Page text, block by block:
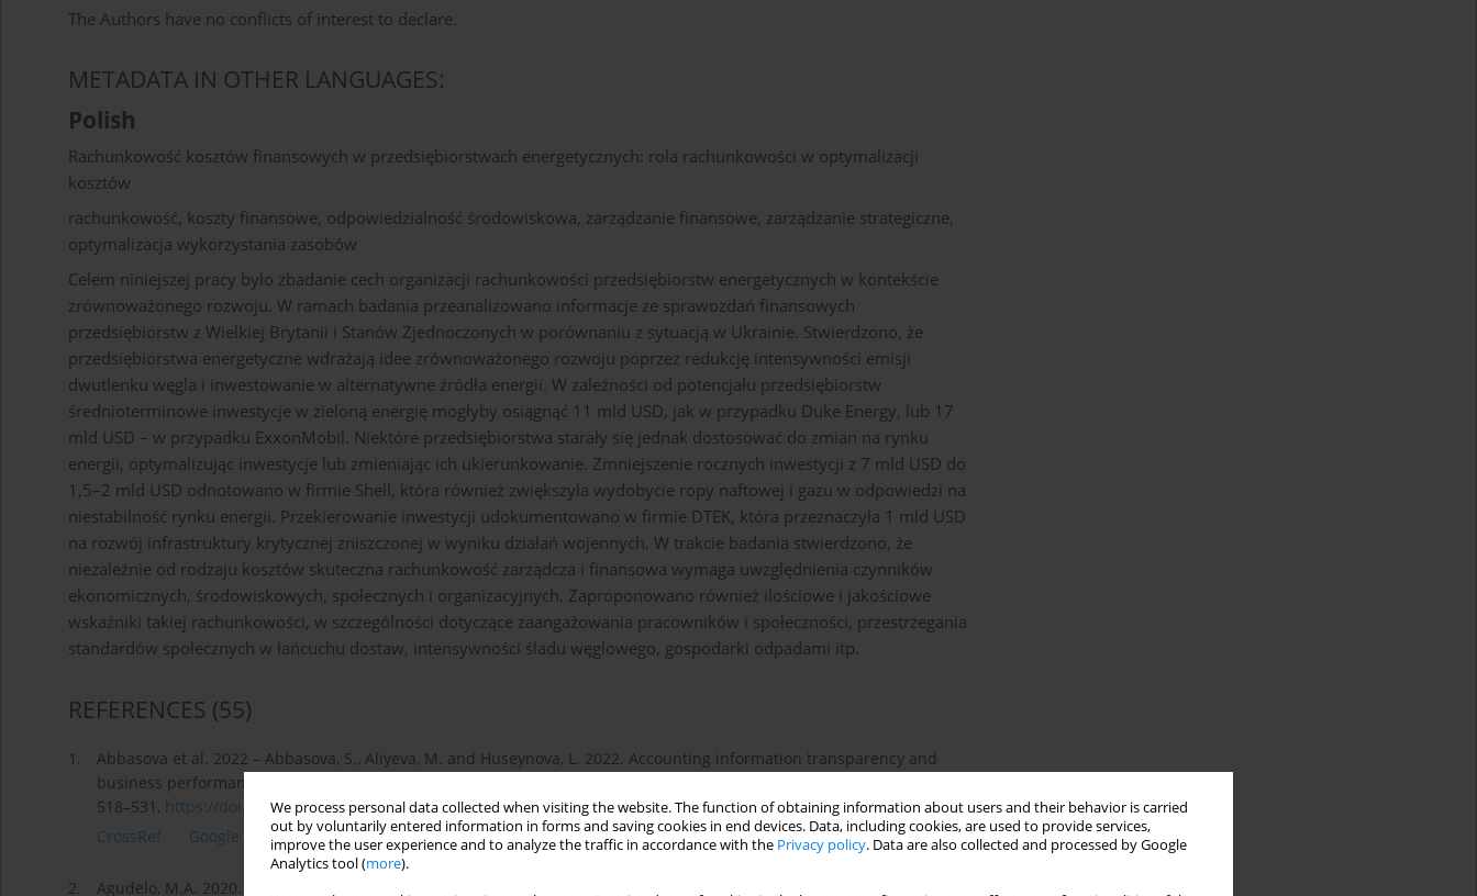
We process personal data collected when visiting the website. The function of obtaining information about users and their behavior is carried
out by voluntarily entered information in forms and saving cookies in end devices. Data, including cookies, are used to provide services,
improve the user experience and to analyze the traffic in accordance with the Privacy policy. Data are also collected and processed by Google
Analytics tool (more).
The Authors have no conflicts of interest to declare.
METADATA IN OTHER LANGUAGES:
Polish
Rachunkowość kosztów finansowych w przedsiębiorstwach energetycznych: rola rachunkowości w optymalizacji
kosztów
rachunkowość, koszty finansowe, odpowiedzialność środowiskowa, zarządzanie finansowe, zarządzanie strategiczne,
optymalizacja wykorzystania zasobów
Celem niniejszej pracy było zbadanie cech organizacji rachunkowości przedsiębiorstw energetycznych w kontekście
zrównoważonego rozwoju. W ramach badania przeanalizowano informacje ze sprawozdań finansowych
przedsiębiorstw z Wielkiej Brytanii i Stanów Zjednoczonych w porównaniu z sytuacją w Ukrainie. Stwierdzono, że
przedsiębiorstwa energetyczne wdrażają idee zrównoważonego rozwoju poprzez redukcję intensywności emisji
dwutlenku węgla i inwestowanie w alternatywne źródła energii. W zależności od potencjału przedsiębiorstw
średnioterminowe inwestycje w zieloną energię mogłyby osiągnąć 11 mld USD, jak w przypadku Duke Energy, lub 17
mld USD – w przypadku ExxonMobil. Niektóre przedsiębiorstwa starały się jednak dostosować do zmian na rynku
energii, optymalizując inwestycje lub zmieniając ich ukierunkowanie. Zmniejszenie rocznych inwestycji z 7 mld USD do
1,5–2 mld USD odnotowano w firmie Shell, która również zwiększyła wydobycie ropy naftowej i gazu w odpowiedzi na
niestabilność rynku energii. Przekierowanie inwestycji udokumentowano w firmie DTEK, która przeznaczyła 1 mld USD
na rozwój infrastruktury krytycznej zniszczonej w wyniku działań wojennych. W trakcie badania stwierdzono, że
niezależnie od rodzaju kosztów skuteczna rachunkowość zarządcza i finansowa wymaga uwzględnienia czynników
ekonomicznych, środowiskowych, społecznych i organizacyjnych. Zaproponowano również ilościowe i jakościowe
wskaźniki takiej rachunkowości, w szczególności dotyczące zaangażowania pracowników i społeczności, przestrzegania
standardów społecznych w łańcuchu dostaw, intensywności śladu węglowego, gospodarki odpadami itp.
REFERENCES (55)
1.
Abbasova et al. 2022 – Abbasova, S., Aliyeva, M. and Huseynova, L. 2022. Accounting information transparency and
business performance: A case of G7 construction companies. Problems and Perspectives in Management 20(4), pp.
518–531, https://doi.org/10.21511/ppm.2....
CrossRef
Google Scholar
2.
Agudelo, M.A. 2020. Drivers that motivate energy companies to be responsible. A systematic literature review of